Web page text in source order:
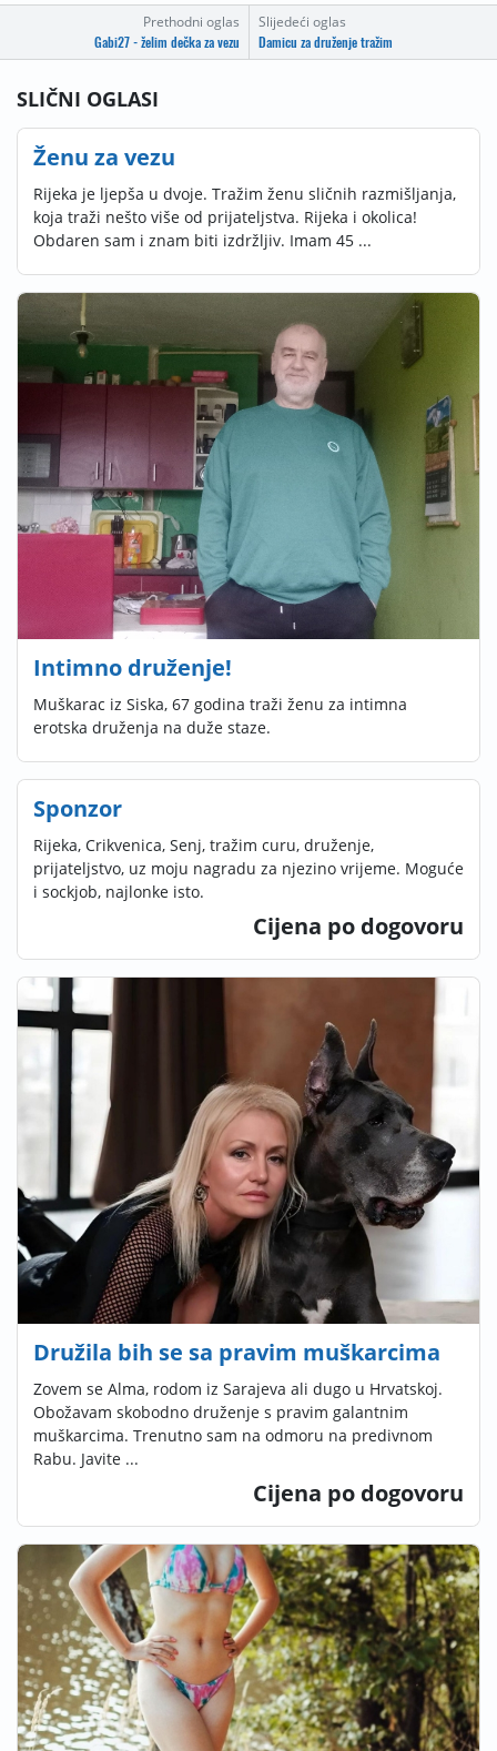
Prethodni oglas
Gabi27 - želim dečka za vezu
Slijedeći oglas
Damicu za druženje tražim
SLIČNI OGLASI
Ženu za vezu
Rijeka je ljepša u dvoje. Tražim ženu sličnih razmišljanja,
koja traži nešto više od prijateljstva. Rijeka i okolica!
Obdaren sam i znam biti izdržljiv. Imam 45 ...
Intimno druženje!
Muškarac iz Siska, 67 godina traži ženu za intimna
erotska druženja na duže staze.
Sponzor
Rijeka, Crikvenica, Senj, tražim curu, druženje,
prijateljstvo, uz moju nagradu za njezino vrijeme. Moguće
i sockjob, najlonke isto.
Cijena po dogovoru
Družila bih se sa pravim muškarcima
Zovem se Alma, rodom iz Sarajeva ali dugo u Hrvatskoj.
Obožavam skobodno druženje s pravim galantnim
muškarcima. Trenutno sam na odmoru na predivnom
Rabu. Javite ...
Cijena po dogovoru